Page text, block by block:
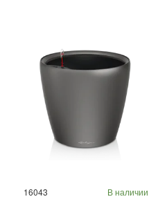
16043 В наличии